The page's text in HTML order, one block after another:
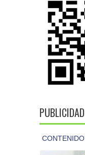
PUBLICIDAD